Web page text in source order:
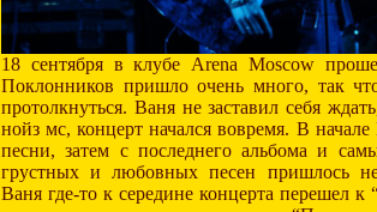
18 сентября в клубе Arena Moscow
Поклонников пришло очень много, так
протолкнуться. Ваня не заставил себя
нойз мс, концерт начался вовремя. В
песни, затем с последнего альбома и
грустных и любовных песен пришлось
Ваня где-то к середине концерта перешел к